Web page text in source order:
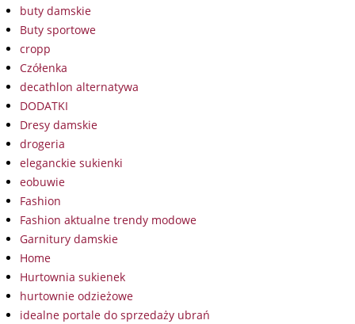
buty damskie
Buty sportowe
cropp
Czółenka
decathlon alternatywa
DODATKI
Dresy damskie
drogeria
eleganckie sukienki
eobuwie
Fashion
Fashion aktualne trendy modowe
Garnitury damskie
Home
Hurtownia sukienek
hurtownie odzieżowe
idealne portale do sprzedaży ubrań